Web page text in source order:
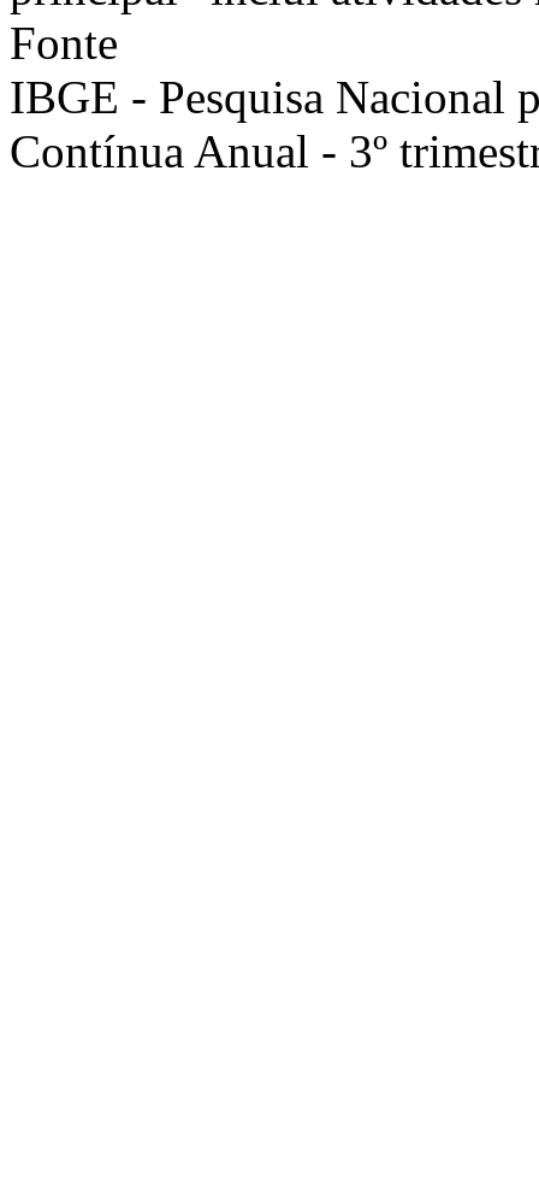
Fonte
IBGE - Pesquisa Nacional
Contínua Anual - 3º